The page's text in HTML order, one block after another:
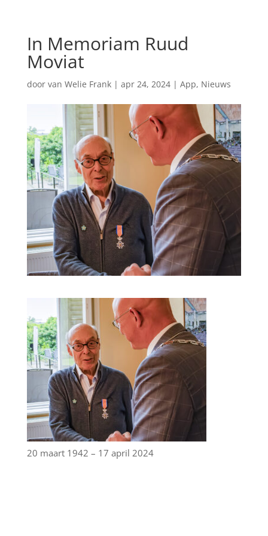
In Memoriam Ruud
Moviat
door van Welie Frank| apr 24, 2024| App, Nieuws
20 maart 1942 – 17 april 2024